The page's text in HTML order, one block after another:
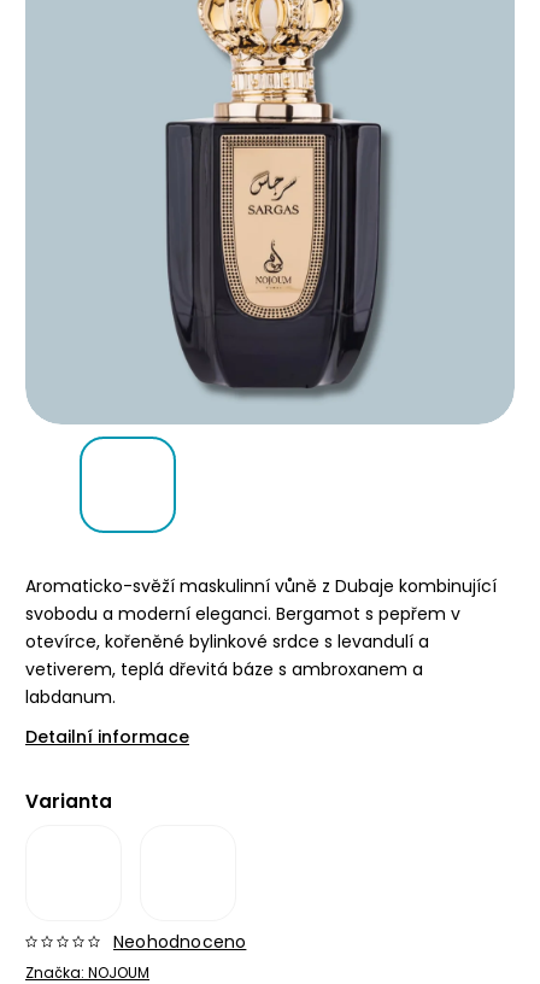
Aromaticko-svěží maskulinní vůně z Dubaje kombinující
svobodu a moderní eleganci. Bergamot s pepřem v
otevírce, kořeněné bylinkové srdce s levandulí a
vetiverem, teplá dřevitá báze s ambroxanem a
labdanum.
Detailní informace
Varianta
Značka: NOJOUM
Neohodnoceno